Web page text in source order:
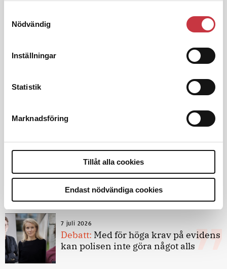
Nödvändig
Inställningar
Statistik
Marknadsföring
Tillåt alla cookies
Endast nödvändiga cookies
kunskapsstyrning – inte om
forskarnas motiv
8 juli 2026
Replik:Det är inte evidenskrav som
bakbinder polisen
7 juli 2026
Debatt: Med för höga krav på evidens
kan polisen inte göra något alls